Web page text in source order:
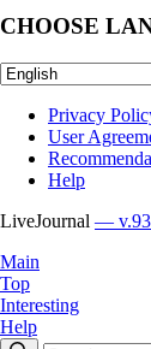
CHOOSE
Privacy
User
Help
LiveJournal —
Main
Top
Interesting
Help